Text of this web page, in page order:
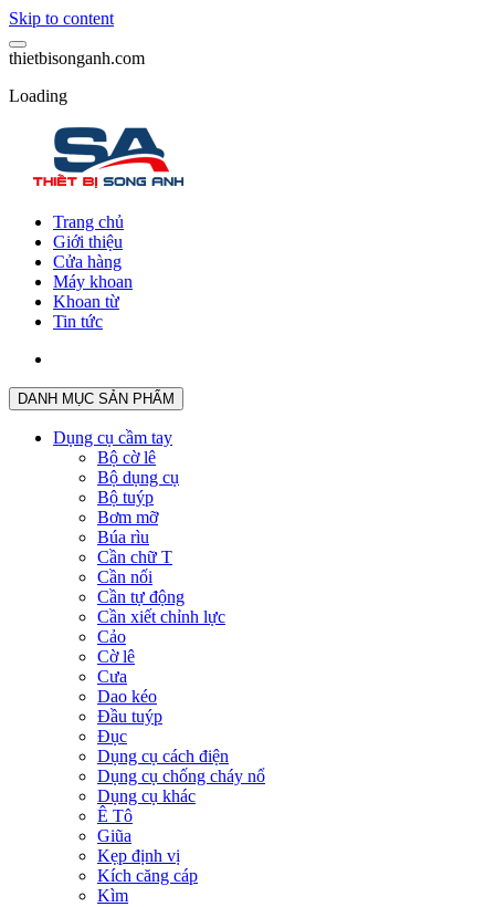
Skip to content
thietbisonganh.com
Loading
Trang chủ
Giới thiệu
Cửa hàng
Máy khoan
Khoan từ
Tin tức
DANH MỤC SẢN PHẨM
Dụng cụ cầm tay
Bộ cờ lê
Bộ dụng cụ
Bộ tuýp
Bơm mỡ
Búa rìu
Cần chữ T
Cần nối
Cần tự động
Cần xiết chỉnh lực
Cảo
Cờ lê
Cưa
Dao kéo
Đầu tuýp
Đục
Dụng cụ cách điện
Dụng cụ chống cháy nổ
Dụng cụ khác
Ê Tô
Giũa
Kẹp định vị
Kích căng cáp
Kìm